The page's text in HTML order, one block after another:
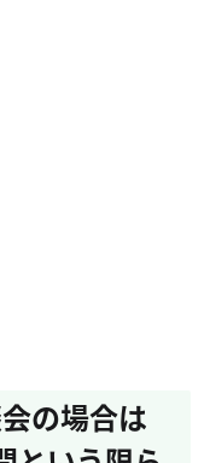
の場合は